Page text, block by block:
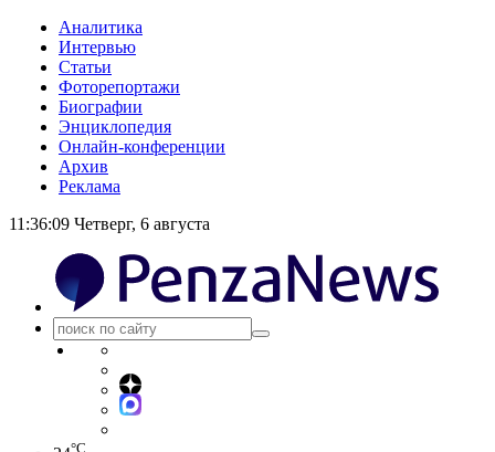
Аналитика
Интервью
Статьи
Фоторепортажи
Биографии
Энциклопедия
Онлайн-конференции
Архив
Реклама
11:36:09 Четверг, 6 августа
°C